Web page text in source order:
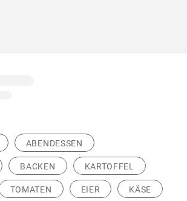
ABENDESSEN
BACKEN KARTOFFEL
TOMATEN EIER KÄSE